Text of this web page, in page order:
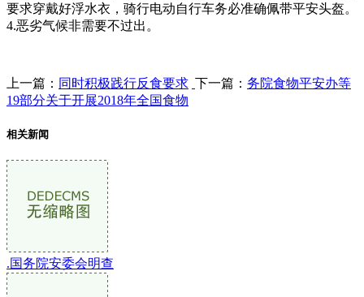
要求穿戴好浮水衣，骑行电动自行车务必准确佩带平安头盔。
4.恶劣气候非需要不过出。
上一篇： 同时积极践行反食要求 下一篇： 务院食物平安办等
19部分关于开展2018年全国食物
相关新闻
.国务院安委会明查